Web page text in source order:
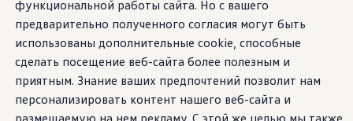
функциональной работы сайта. Но с вашего
предварительно полученного согласия могут быть
использованы дополнительные cookie, способные
сделать посещение веб-сайта более полезным и
приятным. Знание ваших предпочтений позволит нам
персонализировать контент нашего веб-сайта и
размещаемую на нем рекламу. С этой же целью мы также
Гарантия
Бесплатная регистрация для вашего нового
Взаимодействие в сети простыми словами
VW Connect
Активация
Все службы
VW Connect для Вашего ID.
Обновления (Upgrades)